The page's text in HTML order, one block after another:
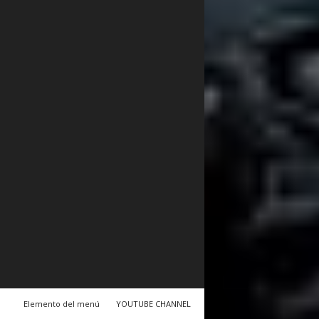
Elemento del menú YOUTUBE CHANNEL